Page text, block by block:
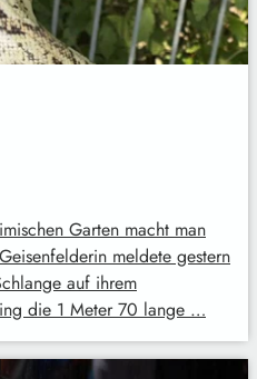
Garten macht man
meldete gestern
auf ihrem
die 1 Meter 70 lange …